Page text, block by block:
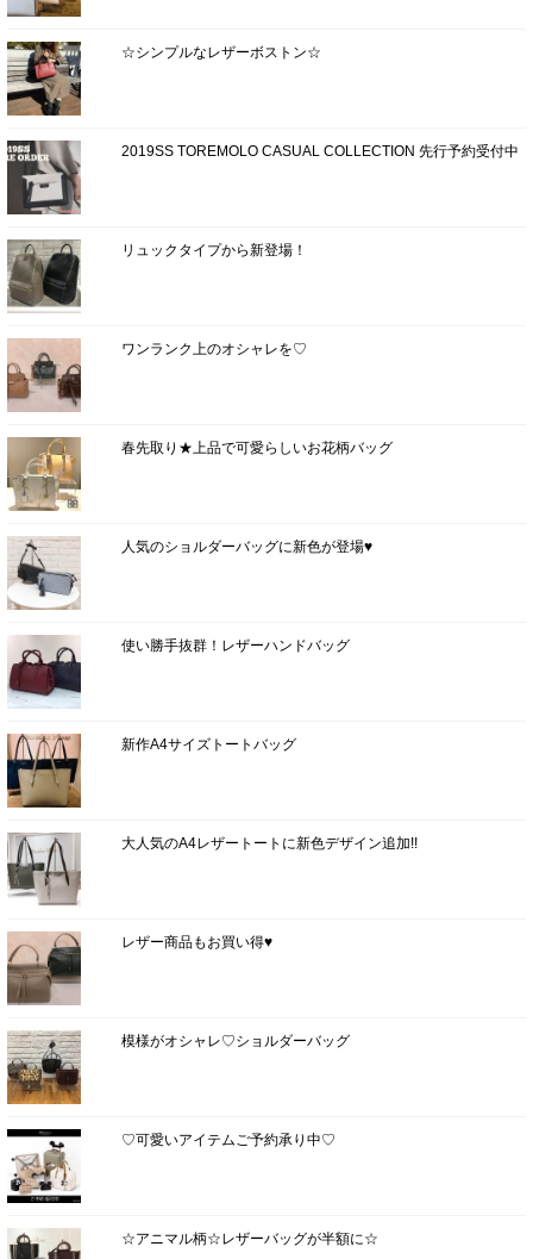
☆シンプルなレザーボストン☆
2019SS TOREMOLO CASUAL COLLECTION 先行予約受付中
リュックタイプから新登場！
ワンランク上のオシャレを♡
春先取り★上品で可愛らしいお花柄バッグ
人気のショルダーバッグに新色が登場♥
使い勝手抜群！レザーハンドバッグ
新作A4サイズトートバッグ
大人気のA4レザートートに新色デザイン追加!!
レザー商品もお買い得♥
模様がオシャレ♡ショルダーバッグ
♡可愛いアイテムご予約承り中♡
☆アニマル柄☆レザーバッグが半額に☆